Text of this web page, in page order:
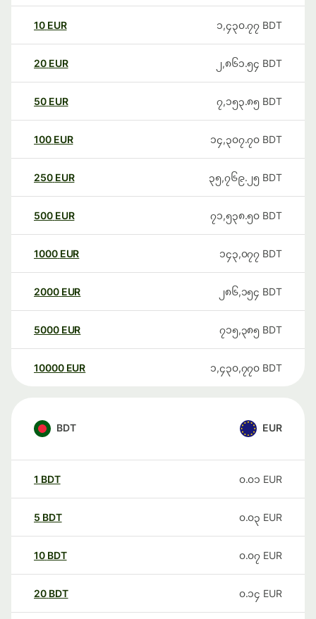
10 EUR ၁,၄၃၀.၇၇ BDT
20 EUR ၂,၈၆၁.၅၄ BDT
50 EUR ၇,၁၅၃.၈၅ BDT
100 EUR ၁၄,၃၀၇.၇၀ BDT
250 EUR ၃၅,၇၆၉.၂၅ BDT
500 EUR ၇၁,၅၃၈.၅၀ BDT
1000 EUR ၁၄၃,၀၇၇ BDT
2000 EUR ၂၈၆,၁၅၄ BDT
5000 EUR ၇၁၅,၃၈၅ BDT
10000 EUR ၁,၄၃၀,၇၇၀ BDT
BDT EUR
1 BDT ၀.၀၁ EUR
5 BDT ၀.၀၃ EUR
10 BDT ၀.၀၇ EUR
20 BDT ၀.၁၄ EUR